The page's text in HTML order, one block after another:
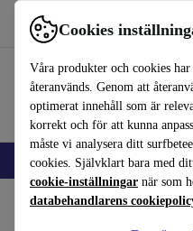
Cookies
Våra produkter och cookies har
återanvänds. Genom att
optimerat innehåll som är
korrekt och för att kunna
måste vi analysera ditt
cookies. Självklart bara med
cookie-inställningar när som
databehandlarens
Använd refurbed snabbt och enkelt
🎒 Back to school Mobiltelefoner
Hem Produkter Ljud Högtalare